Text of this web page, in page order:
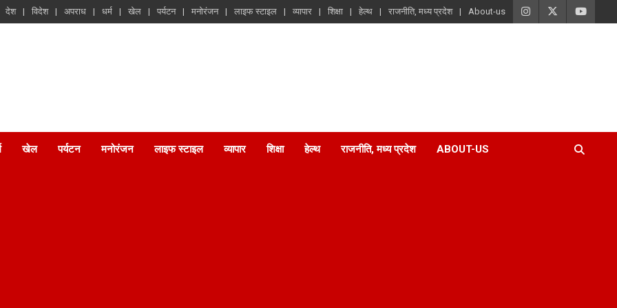
देश विदेश अपराध धर्म खेल पर्यटन मनोरंजन लाइफ स्टाइल व्यापार शिक्षा हेल्थ राजनीति, मध्य प्रदेश About-us
खेल पर्यटन मनोरंजन लाइफ स्टाइल व्यापार शिक्षा हेल्थ राजनीति, मध्य प्रदेश ABOUT-US